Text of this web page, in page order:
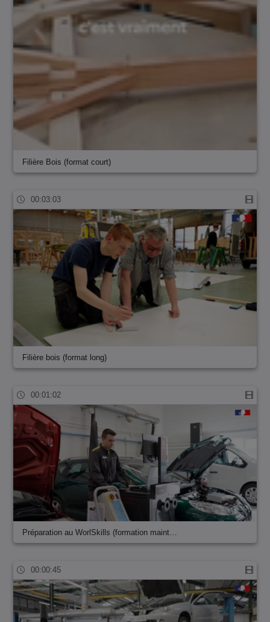
Filière Bois (format court)
00:03:03
Filière bois (format long)
00:01:02
Préparation au WorlSkills (formation maint…
00:00:45